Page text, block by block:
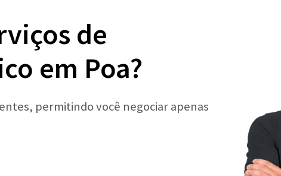
de
em Poa?
permitindo você negociar apenas